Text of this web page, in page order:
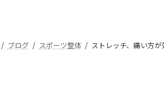
ブログ スポーツ整体 ストレッチ、痛い方